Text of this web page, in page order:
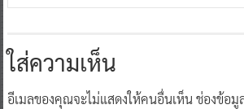
ใส่ความเห็น
อีเมลของคุณจะไม่แสดงให้คนอื่นเห็นช่องข้อมู